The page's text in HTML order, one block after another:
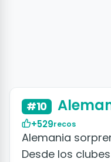
#10
+529recos
Alemania
Desde los